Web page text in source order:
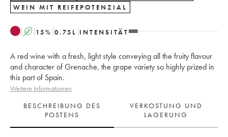
WEIN MIT REIFEPOTENZIAL
A 15% 0.75 L INTENSITÄT
A red wine with a fresh, light style conveying all the fruity flavour
and character of Grenache, the grape variety so highly prized in
this part of Spain.
Weitere Informationen
BESCHREIBUNG DES
POSTENS
VERKOSTUNG UND
LAGERUNG